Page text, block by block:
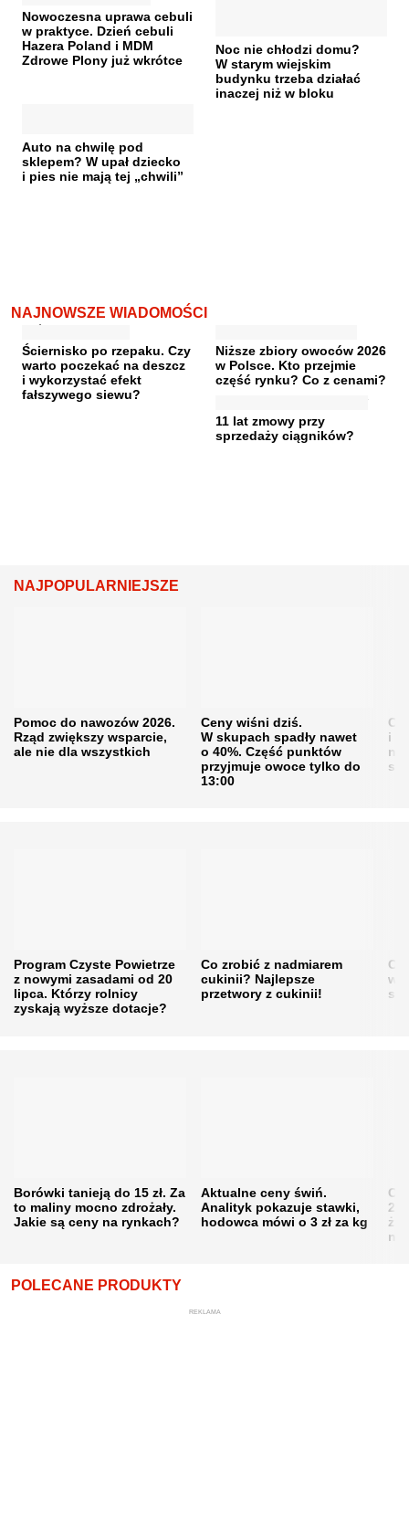
Nowoczesna uprawa cebuli
w praktyce. Dzień cebuli
Hazera Poland i MDM
Zdrowe Plony już wkrótce
Noc nie chłodzi domu?
W starym wiejskim
budynku trzeba działać
inaczej niż w bloku
Auto na chwilę pod
sklepem? W upał dziecko
i pies nie mają tej „chwili”
NAJNOWSZE WIADOMOŚCI
Ściernisko po rzepaku. Czy
warto poczekać na deszcz
i wykorzystać efekt
fałszywego siewu?
Niższe zbiory owoców 2026
w Polsce. Kto przejmie
część rynku? Co z cenami?
11 lat zmowy przy
sprzedaży ciągników?
NAJPOPULARNIEJSZE
Pomoc do nawozów 2026.
Rząd zwiększy wsparcie,
ale nie dla wszystkich
Ceny wiśni dziś.
W skupach spadły nawet
o 40%. Część punktów
przyjmuje owoce tylko do
13:00
i
Program Czyste Powietrze
z nowymi zasadami od 20
lipca. Którzy rolnicy
zyskają wyższe dotacje?
Co zrobić z nadmiarem
cukinii? Najlepsze
przetwory z cukinii!
w
Borówki tanieją do 15 zł. Za
to maliny mocno zdrożały.
Jakie są ceny na rynkach?
Aktualne ceny świń.
Analityk pokazuje stawki,
hodowca mówi o 3 zł za kg
POLECANE PRODUKTY
REKLAMA